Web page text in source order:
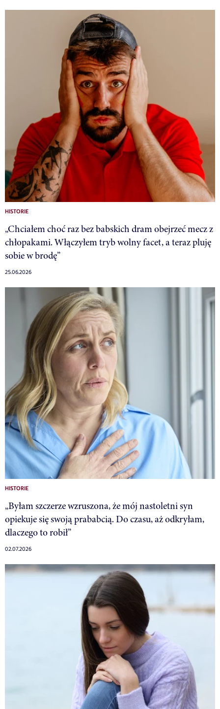
HISTORIE
„Chciałem choć raz bez babskich dram obejrzeć mecz z
chłopakami. Włączyłem tryb wolny facet, a teraz pluję
sobie w brodę”
25.06.2026
HISTORIE
„Byłam szczerze wzruszona, że mój nastoletni syn
opiekuje się swoją prababcią. Do czasu, aż odkryłam,
dlaczego to robił”
02.07.2026